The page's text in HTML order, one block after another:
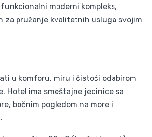
moderni kompleks,
za pružanje kvalitetnih usluga svojim
u komforu, miru i čistoći odabirom
Hotel ima smeštajne jedinice sa
bočnim pogledom na more i